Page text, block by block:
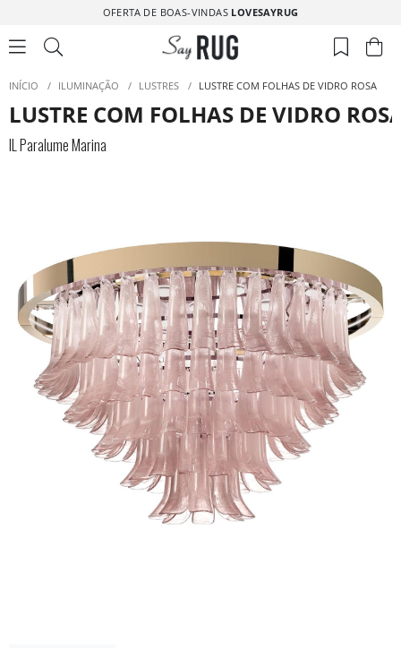
OFERTA DE BOAS-VINDAS LOVESAYRUG
INÍCIO / ILUMINAÇÃO / LUSTRES / LUSTRE COM FOLHAS DE VIDRO ROSA
LUSTRE COM FOLHAS DE VIDRO
IL Paralume Marina